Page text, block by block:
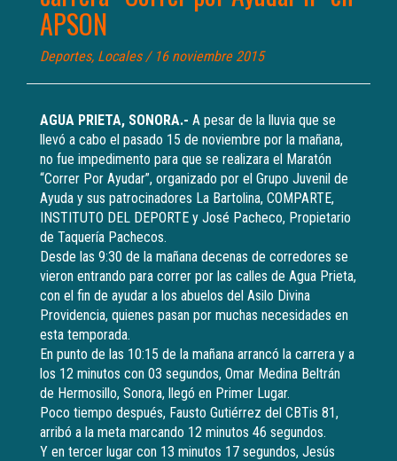
APSON
Deportes, Locales/ 16 noviembre 2015
AGUA PRIETA, SONORA.- A pesar de la lluvia que se
llevó a cabo el pasado 15 de noviembre por la mañana,
no fue impedimento para que se realizara el Maratón
“Correr Por Ayudar”, organizado por el Grupo Juvenil de
Ayuda y sus patrocinadores La Bartolina, COMPARTE,
INSTITUTO DEL DEPORTE y José Pacheco, Propietario
de Taquería Pachecos.
Desde las 9:30 de la mañana decenas de corredores se
vieron entrando para correr por las calles de Agua Prieta,
con el fin de ayudar a los abuelos del Asilo Divina
Providencia, quienes pasan por muchas necesidades en
esta temporada.
En punto de las 10:15 de la mañana arrancó la carrera y a
los 12 minutos con 03 segundos, Omar Medina Beltrán
de Hermosillo, Sonora, llegó en Primer Lugar.
Poco tiempo después, Fausto Gutiérrez del CBTis 81,
arribó a la meta marcando 12 minutos 46 segundos.
Y en tercer lugar con 13 minutos 17 segundos, Jesús